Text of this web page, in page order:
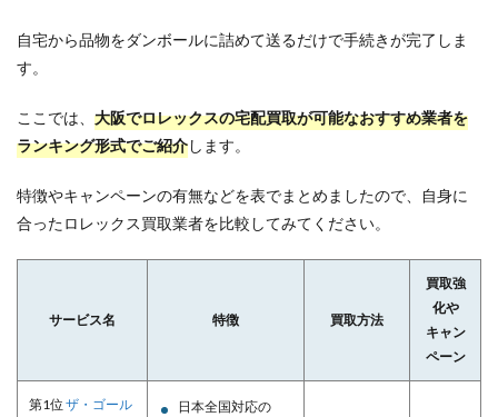
自宅から品物をダンボールに詰めて送るだけで手続きが完了しま
す。
ここでは、 大阪でロレックスの宅配買取が可能なおすすめ業者を
ランキング形式でご紹介します。
特徴やキャンペーンの有無などを表でまとめましたので、自身に
合ったロレックス買取業者を比較してみてください。
サービス名 特徴 買取方法
買取強
化や
キャン
ペーン
第1位 ザ・ゴール
日本全国対応の